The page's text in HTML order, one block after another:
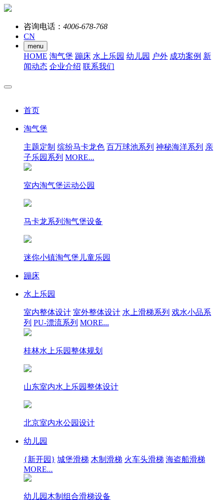
咨询电话： 4006-678-768
CN
menu
HOME 淘气堡 蹦床 水上乐园 幼儿园 户外 成功案例 新
闻动态 企业介绍 联系我们
首页
淘气堡
主题定制 缤纷马卡龙色 百万球池系列 神秘海洋系列 亲
子乐园系列 MORE...
室内淘气堡运动公园
马卡龙系列淘气堡设备
迷你小镇淘气堡儿童乐园
蹦床
水上乐园
室内整体设计 室外整体设计 水上滑梯系列 戏水小品系
列 PU-漂流系列 MORE...
桂林水上乐园整体规划
山东室内水上乐园整体设计
北京室内水公园设计
幼儿园
{新开园} 城堡滑梯 木制滑梯 火车头滑梯 海盗船滑梯
MORE...
幼儿园木制组合滑梯设备